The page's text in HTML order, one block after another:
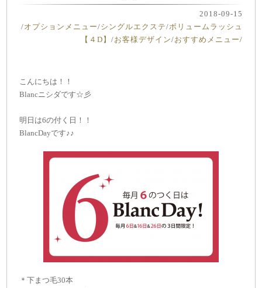
2018-09-15
/オプションメニュー/シングルエクステ/ボリュームラッシュ
【４D】 /お客様デザイン/おすすめメニュー/
こんにちは！！
Blancニシダです☆彡
明日は6の付く日！！
BlancDayです♪♪
＊下まつ毛30本